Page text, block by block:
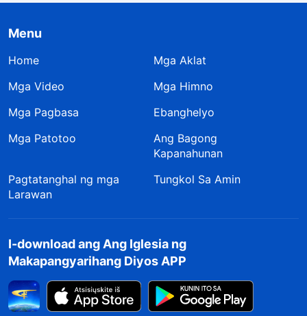
34 Lahat ng Bagay ay Nasa Kamay ng Diyos
35
Nais Mo Bang Maging Bunga para sa
37
Makakapagpasakop Ka ba Talaga sa mga
Pagsasaayos ng Diyos?
38
Pinupuno ng Gawa ng Diyos ang
Malawak na Kalawakan ng Sansinukob
41 Ang Saloobin ni Pedro sa mga Pagsubok
44 Kilalang-kilala ni Pedro ang Diyos
Menu
Home
Mga Aklat
Mga Video
Mga Himno
Mga Pagbasa
Ebanghelyo
Mga Patotoo
Ang Bagong
Kapanahunan
Pagtatanghal ng mga
Larawan
Tungkol Sa Amin
I-download ang Ang Iglesia ng
Makapangyarihang Diyos APP